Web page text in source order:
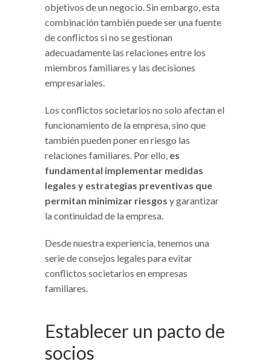
objetivos de un negocio. Sin embargo, esta
combinación también puede ser una fuente
de conflictos si no se gestionan
adecuadamente las relaciones entre los
miembros familiares y las decisiones
empresariales.
Los conflictos societarios no solo afectan el
funcionamiento de la empresa, sino que
también pueden poner en riesgo las
relaciones familiares. Por ello, es
fundamental implementar medidas
legales y estrategias preventivas que
permitan minimizar riesgos y garantizar
la continuidad de la empresa.
Desde nuestra experiencia, tenemos una
serie de consejos legales para evitar
conflictos societarios en empresas
familiares.
Establecer un pacto de
socios